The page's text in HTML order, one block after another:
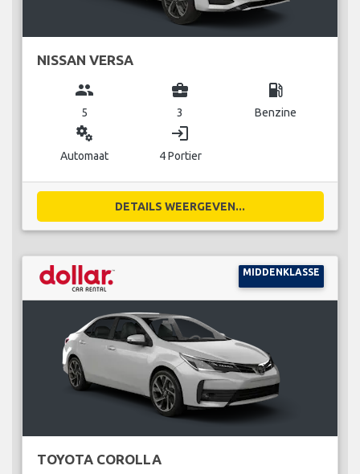
NISSAN VERSA
group
5
business_center
3
local_gas_station
Benzine
miscellaneous_services
Automaat
login
4 Portier
DETAILS WEERGEVEN...
MIDDENKLASSE
TOYOTA COROLLA